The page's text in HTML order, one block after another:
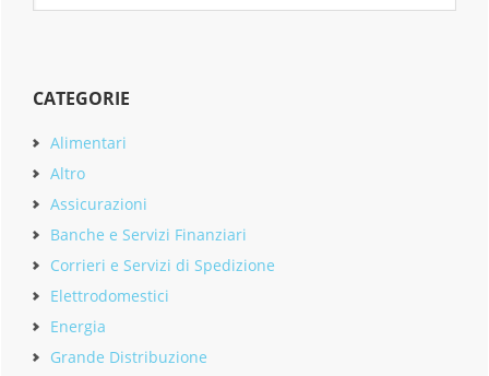
website
CATEGORIE
Alimentari
Altro
Assicurazioni
Banche e Servizi Finanziari
Corrieri e Servizi di Spedizione
Elettrodomestici
Energia
Grande Distribuzione